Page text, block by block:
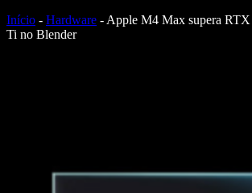
Início - Hardware - Apple M4 Max supera
Ti no Blender